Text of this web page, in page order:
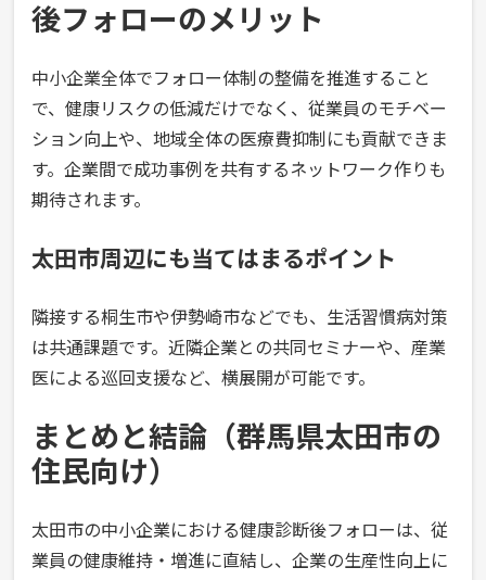
後フォローのメリット
中小企業全体でフォロー体制の整備を推進すること
で、健康リスクの低減だけでなく、従業員のモチベー
ション向上や、地域全体の医療費抑制にも貢献できま
す。企業間で成功事例を共有するネットワーク作りも
期待されます。
太田市周辺にも当てはまるポイント
隣接する桐生市や伊勢崎市などでも、生活習慣病対策
は共通課題です。近隣企業との共同セミナーや、産業
医による巡回支援など、横展開が可能です。
まとめと結論（群馬県太田市の
住民向け）
太田市の中小企業における健康診断後フォローは、従
業員の健康維持・増進に直結し、企業の生産性向上に